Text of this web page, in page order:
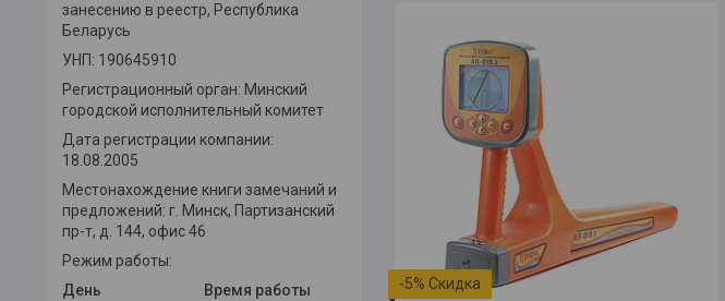
-5%
занесению в реестр, Республика
Беларусь
УНП: 190645910
Регистрационный орган: Минский
городской исполнительный комитет
Дата регистрации компании:
18.08.2005
Местонахождение книги замечаний и
предложений: г. Минск, Партизанский
пр-т, д. 144, офис 46
Режим работы:
День
Время работы